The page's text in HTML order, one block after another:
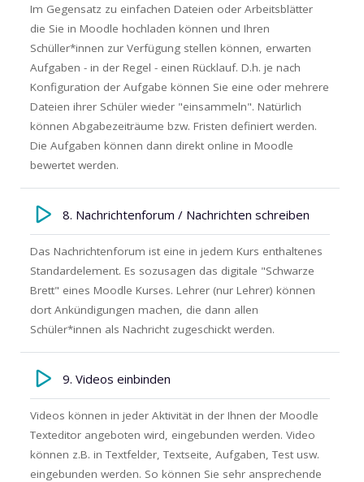
Im Gegensatz zu einfachen Dateien oder Arbeitsblätter
die Sie in Moodle hochladen können und Ihren
Schüller*innen zur Verfügung stellen können, erwarten
Aufgaben - in der Regel - einen Rücklauf. D.h. je nach
Konfiguration der Aufgabe können Sie eine oder mehrere
Dateien ihrer Schüler wieder "einsammeln". Natürlich
können Abgabezeiträume bzw. Fristen definiert werden.
Die Aufgaben können dann direkt online in Moodle
bewertet werden.
8. Nachrichtenforum / Nachrichten schreiben
Das Nachrichtenforum ist eine in jedem Kurs enthaltenes
Standardelement. Es sozusagen das digitale "Schwarze
Brett" eines Moodle Kurses. Lehrer (nur Lehrer) können
dort Ankündigungen machen, die dann allen
Schüler*innen als Nachricht zugeschickt werden.
9. Videos einbinden
Videos können in jeder Aktivität in der Ihnen der Moodle
Texteditor angeboten wird, eingebunden werden. Video
können z.B. in Textfelder, Textseite, Aufgaben, Test usw.
eingebunden werden. So können Sie sehr ansprechende